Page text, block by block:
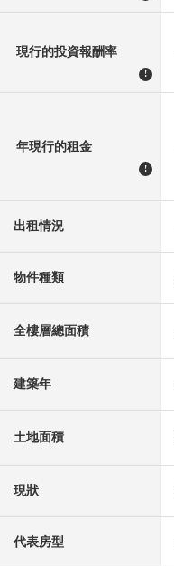
現行的投資報酬率
!
年現行的租金
!
出租情況
物件種類
全樓層總面積
建築年
土地面積
現狀
代表房型